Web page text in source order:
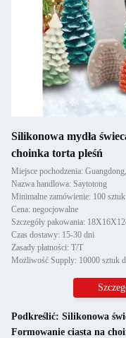
Silikonowa mydła
choinka torta pleśń
Miejsce pochodzenia:
Nazwa handlowa: Saytotong
Minimalne zamówienie: 100 sztuk
Cena: negocjowalne
Szczegóły pakowania:
Czas dostawy: 15-30 dni
Zasady płatności: T/T
Możliwość Supply: 10000 sztuk
Podkreślić: Silikonowa
Formowanie ciasta na